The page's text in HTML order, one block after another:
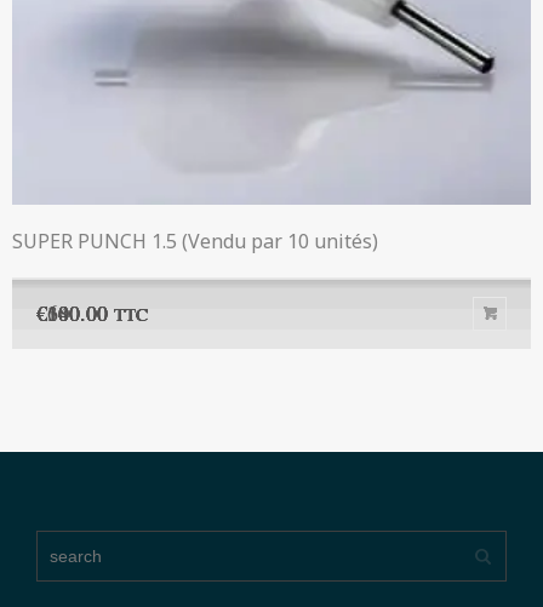
€140.00 TTC
€600.00 TTC
€180.00 TTC
€100.00 TTC
€100.00 TTC
SUPER PUNCH 1.5 (Vendu par 10 unités)
€300.00 TTC